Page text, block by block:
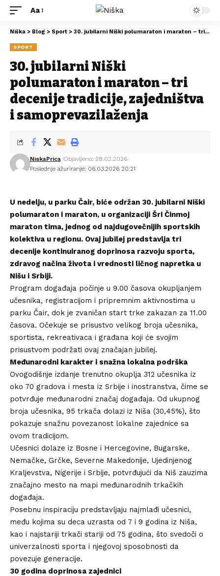
Aa
Niška > Blog > Sport > 30. jubilarni Niški polumaraton i maraton – tri decenije tradicije, zajedništva i samoprevazilaženja
SPORT
30. jubilarni Niški
polumaraton i maraton – tri
decenije tradicije, zajedništva
i samoprevazilaženja
Poslednje ažuriranje: 06.03.2026 20:21
NiskaPrica Objavljeno: 28.02.2026
U nedelju, u parku Čair, biće održan 30. jubilarni Niški
polumaraton i maraton, u organizaciji Šri Činmoj
maraton tima, jednog od najdugovečnijih sportskih
kolektiva u regionu. Ovaj jubilej predstavlja tri
decenije kontinuiranog doprinosa razvoju sporta,
zdravog načina života i vrednosti ličnog napretka u
Nišu i Srbiji.
Program događaja počinje u 9.00 časova okupljanjem
učesnika, registracijom i pripremnim aktivnostima u
parku Čair, dok je zvaničan start trke zakazan za 11.00
časova. Očekuje se prisustvo velikog broja učesnika,
sportista, rekreativaca i građana koji će svojim
prisustvom podržati ovaj značajan jubilej.
Međunarodni karakter i snažna lokalna podrška
Ovogodišnje izdanje trenutno okuplja 312 učesnika iz
oko 70 gradova i mesta iz Srbije i inostranstva, čime se
potvrđuje međunarodni značaj događaja. Od ukupnog
broja učesnika, 95 trkača dolazi iz Niša (30,45%), što
pokazuje snažnu povezanost lokalne zajednice sa
ovom tradicijom.
Učesnici dolaze iz Bosne i Hercegovine, Bugarske,
Nemačke, Grčke, Severne Makedonije, Ujedinjenog
Kraljevstva, Nigerije i Srbije, potvrđujući da Niš zauzima
značajno mesto na mapi međunarodnih trkačkih
događaja.
Posebnu inspiraciju predstavljaju najmlađi učesnici,
među kojima su deca uzrasta od 7 i 9 godina iz Niša,
kao i najstariji trkači stariji od 75 godina, što svedoči o
univerzalnosti sporta i njegovoj sposobnosti da
povezuje generacije.
30 godina doprinosa zajednici